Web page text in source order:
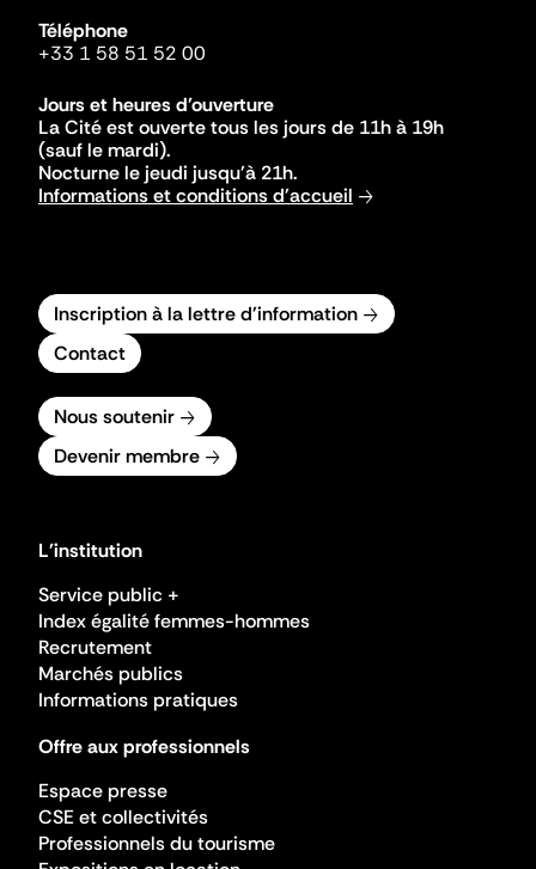
Téléphone
+33 1 58 51 52 00
Jours et heures d'ouverture
La Cité est ouverte tous les jours de 11h à 19h
(sauf le mardi).
Nocturne le jeudi jusqu'à 21h.
Informations et conditions d'accueil
Inscription à la lettre d'information
Contact
Nous soutenir
Devenir membre
L'institution
Service public +
Index égalité femmes-hommes
Recrutement
Marchés publics
Informations pratiques
Offre aux professionnels
Espace presse
CSE et collectivités
Professionnels du tourisme